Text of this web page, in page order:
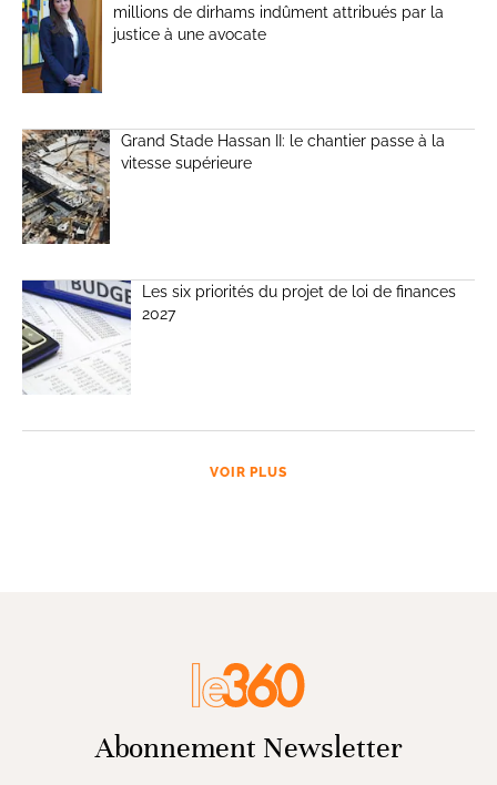
millions de dirhams indûment attribués par la
justice à une avocate
Grand Stade Hassan II: le chantier passe à la
vitesse supérieure
Les six priorités du projet de loi de finances
2027
VOIR PLUS
Abonnement Newsletter